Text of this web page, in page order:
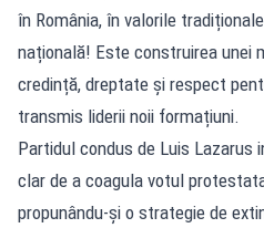
în România, în valorile
națională! Este construirea unei
credință, dreptate și respect
transmis liderii noii formațiuni.
Partidul condus de Luis Lazarus
clar de a coagula votul
propunându-și o strategie de